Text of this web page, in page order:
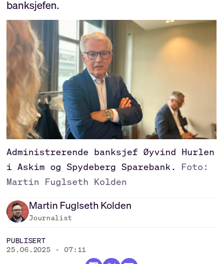
banksjefen.
Administrerende banksjef Øyvind Hurlen
i Askim og Spydeberg Sparebank.
Foto:
Martin Fuglseth Kolden
Martin Fuglseth Kolden
Journalist
PUBLISERT
25.06.2025 - 07:11